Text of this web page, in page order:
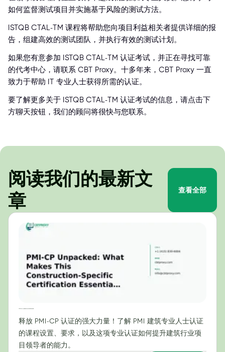
如何监督测试项目并实施基于风险的测试方法。
ISTQB CTAL-TM 课程将帮助您向项目利益相关者提供详细的报
告，组建高效的测试团队，并执行有效的测试计划。
如果您有意参加 ISTQB CTAL-TM 认证考试，并正在寻找可靠
的代考中心，请联系 CBT Proxy。十多年来，CBT Proxy 一直
致力于帮助 IT 专业人士获得所需的认证。
要了解更多关于 ISTQB CTAL-TM 认证考试的信息，请点击下
方聊天按钮，我们的顾问将很快与您联系。
阅读我们的最新文
章
查看全部
释放 PMI-CP 认证的强大力量！了解 PMI 建筑专业人士认证
的课程设置、要求，以及这项专业认证如何提升建筑行业项
目领导者的能力。